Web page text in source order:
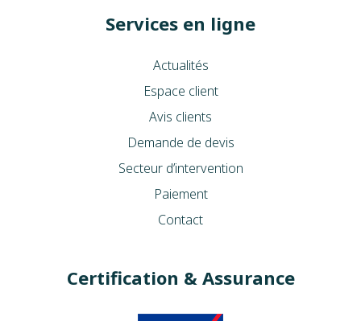
Services en ligne
Actualités
Espace client
Avis clients
Demande de devis
Secteur d’intervention
Paiement
Contact
Certification & Assurance